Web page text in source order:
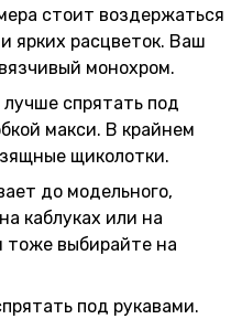
стоит воздержаться
ярких расцветок. Ваш
монохром.
спрятать под
макси. В крайнем
щиколотки.
до модельного,
каблуках или на
тоже выбирайте на
под рукавами.